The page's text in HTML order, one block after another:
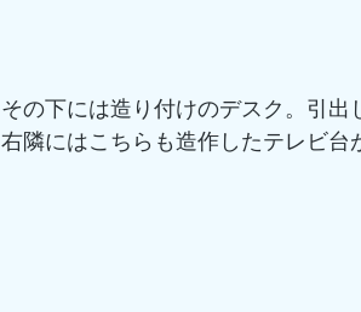
その下には造り付けのデスク。引出
右隣にはこちらも造作したテレビ台